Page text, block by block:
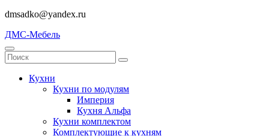
dmsadko@yandex.ru
ДМС-Мебель
Кухни
Кухни по модулям
Империя
Кухня Альфа
Кухни комплектом
Комплектующие к кухням